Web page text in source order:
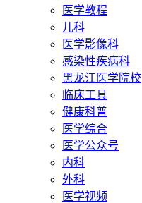
医学教程
儿科
医学影像科
感染性疾病科
黑龙江医学院校
临床工具
健康科普
医学综合
医学公众号
内科
外科
医学视频